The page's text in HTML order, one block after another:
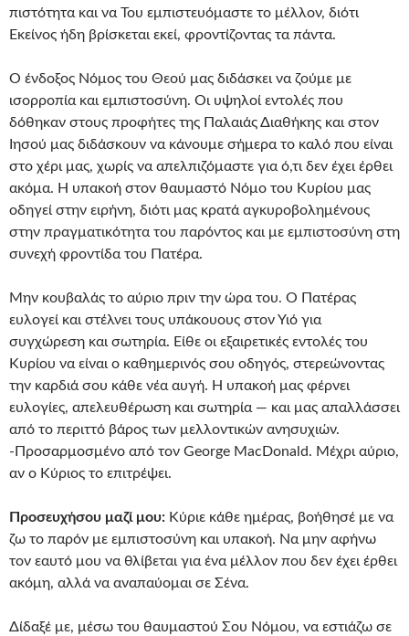
πιστότητα και να Του εμπιστευόμαστε το μέλλον, διότι
Εκείνος ήδη βρίσκεται εκεί, φροντίζοντας τα πάντα.
Ο ένδοξος Νόμος του Θεού μας διδάσκει να ζούμε με
ισορροπία και εμπιστοσύνη. Οι υψηλοί εντολές που
δόθηκαν στους προφήτες της Παλαιάς Διαθήκης και στον
Ιησού μας διδάσκουν να κάνουμε σήμερα το καλό που είναι
στο χέρι μας, χωρίς να απελπιζόμαστε για ό,τι δεν έχει έρθει
ακόμα. Η υπακοή στον θαυμαστό Νόμο του Κυρίου μας
οδηγεί στην ειρήνη, διότι μας κρατά αγκυροβολημένους
στην πραγματικότητα του παρόντος και με εμπιστοσύνη στη
συνεχή φροντίδα του Πατέρα.
Μην κουβαλάς το αύριο πριν την ώρα του. Ο Πατέρας
ευλογεί και στέλνει τους υπάκουους στον Υιό για
συγχώρεση και σωτηρία. Είθε οι εξαιρετικές εντολές του
Κυρίου να είναι ο καθημερινός σου οδηγός, στερεώνοντας
την καρδιά σου κάθε νέα αυγή. Η υπακοή μας φέρνει
ευλογίες, απελευθέρωση και σωτηρία — και μας απαλλάσσει
από το περιττό βάρος των μελλοντικών ανησυχιών.
-Προσαρμοσμένο από τον George MacDonald. Μέχρι αύριο,
αν ο Κύριος το επιτρέψει.
Προσευχήσου μαζί μου: Κύριε κάθε ημέρας, βοήθησέ με να
ζω το παρόν με εμπιστοσύνη και υπακοή. Να μην αφήνω
τον εαυτό μου να θλίβεται για ένα μέλλον που δεν έχει έρθει
ακόμη, αλλά να αναπαύομαι σε Σένα.
Δίδαξέ με, μέσω του θαυμαστού Σου Νόμου, να εστιάζω σε